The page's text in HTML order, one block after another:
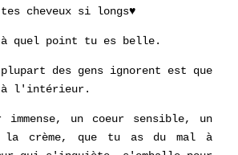
cheveux si longs♥
à quel point tu es belle.
des gens ignorent est que
à l'intérieur.
immense, un coeur sensible, un
crème, que tu as du mal à